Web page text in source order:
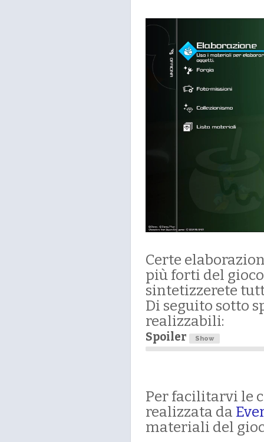
Certe
più forti del
sintetizzerete
Di seguito sotto
realizzabili:
Spoiler
Per facilitarvi le
realizzata da
materiali del